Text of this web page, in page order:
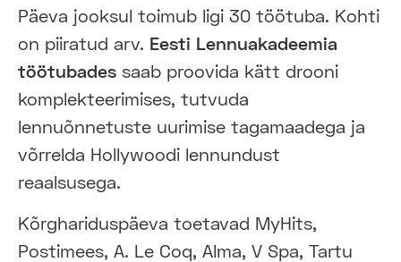
Päeva jooksul toimub ligi 30 töötuba. Kohti
on piiratud arv. Eesti Lennuakadeemia
töötubades saab proovida kätt drooni
komplekteerimises, tutvuda
lennuõnnetuste uurimise tagamaadega ja
võrrelda Hollywoodi lennundust
reaalsusega.
Kõrghariduspäeva toetavad MyHits,
Postimees, A. Le Coq, Alma, V Spa, Tartu